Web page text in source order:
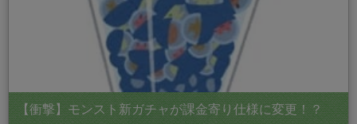
【衝撃】モンスト新ガチャが課金寄り仕様に変更！？